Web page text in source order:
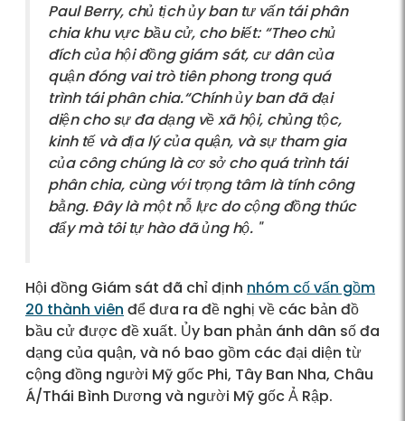
Paul Berry, chủ tịch ủy ban tư vấn tái phân
chia khu vực bầu cử, cho biết: “Theo chủ
đích của hội đồng giám sát, cư dân của
quận đóng vai trò tiên phong trong quá
trình tái phân chia.“Chính ủy ban đã đại
diện cho sự đa dạng về xã hội, chủng tộc,
kinh tế và địa lý của quận, và sự tham gia
của công chúng là cơ sở cho quá trình tái
phân chia, cùng với trọng tâm là tính công
bằng. Đây là một nỗ lực do cộng đồng thúc
đẩy mà tôi tự hào đã ủng hộ. "
Hội đồng Giám sát đã chỉ định nhóm cố vấn gồm
20 thành viên để đưa ra đề nghị về các bản đồ
bầu cử được đề xuất. Ủy ban phản ánh dân số đa
dạng của quận, và nó bao gồm các đại diện từ
cộng đồng người Mỹ gốc Phi, Tây Ban Nha, Châu
Á/Thái Bình Dương và người Mỹ gốc Ả Rập.